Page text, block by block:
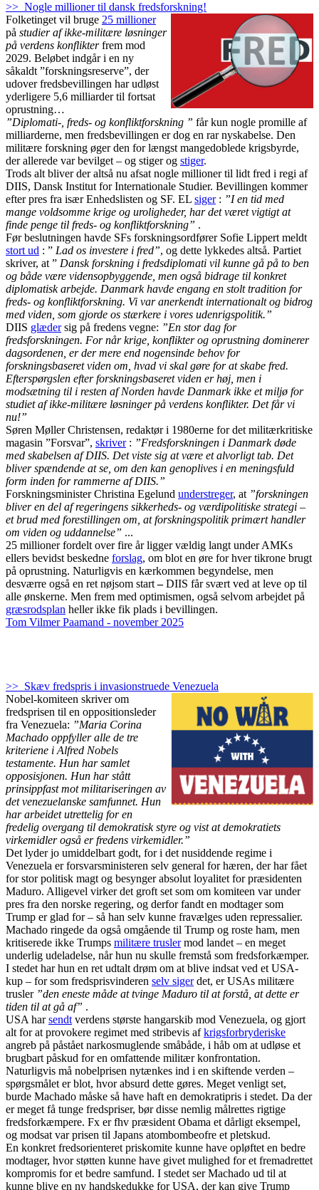
>> Nogle millioner til dansk fredsforskning!
Folketinget vil bruge 25 millioner
på studier af ikke-militære løsninger
på verdens konflikterfrem mod
2029. Beløbet indgår i en ny
såkaldt ”forskningsreserve”, der
udover fredsbevillingen har udløst
yderligere 5,6 milliarder til fortsat
oprustning…
”Diplomati-, freds- og konfliktforskning ” får kun nogle promille af
milliarderne, men fredsbevillingen er dog en rar nyskabelse. Den
militære forskning øger den for længst mangedoblede krigsbyrde,
der allerede var bevilget – og stiger og stiger.
Trods alt bliver der altså nu afsat nogle millioner til lidt fred i regi af
DIIS, Dansk Institut for Internationale Studier. Bevillingen kommer
efter pres fra især Enhedslisten og SF. EL siger: ”I en tid med
mange voldsomme krige og uroligheder, har det været vigtigt at
finde penge til freds- og konfliktforskning” .
Før beslutningen havde SFs forskningsordfører Sofie Lippert meldt
stort ud : ” Lad os investere i fred”, og dette lykkedes altså. Partiet
skriver, at ” Dansk forskning i fredsdiplomati vil kunne gå på to ben
og både være vidensopbyggende, men også bidrage til konkret
diplomatisk arbejde. Danmark havde engang en stolt tradition for
freds- og konfliktforskning. Vi var anerkendt internationalt og bidrog
med viden, som gjorde os stærkere i vores udenrigspolitik.”
DIIS glædersig på fredens vegne: ”En stor dag for
fredsforskningen. For når krige, konflikter og oprustning dominerer
dagsordenen, er der mere end nogensinde behov for
forskningsbaseret viden om, hvad vi skal gøre for at skabe fred.
Efterspørgslen efter forskningsbaseret viden er høj, men i
modsætning til i resten af Norden havde Danmark ikke et miljø for
studiet af ikke-militære løsninger på verdens konflikter. Det får vi
nu!”
Søren Møller Christensen, redaktør i 1980erne for det militærkritiske
magasin ”Forsvar”, skriver: ”Fredsforskningen i Danmark døde
med skabelsen af DIIS. Det viste sig at være et alvorligt tab. Det
bliver spændende at se, om den kan genoplives i en meningsfuld
form inden for rammerne af DIIS.”
Forskningsminister Christina Egelund understreger, at ”forskningen
bliver en del af regeringens sikkerheds- og værdipolitiske strategi –
et brud med forestillingen om, at forskningspolitik primært handler
om viden og uddannelse” ...
25 millioner fordelt over fire år ligger vældig langt under AMKs
ellers bevidst beskedne forslag, om blot en øre for hver tikrone brugt
på oprustning. Naturligvis en kærkommen begyndelse, men
desværre også en ret nøjsom start–DIIS får svært ved at leve op til
alle ønskerne. Men frem med optimismen, også selvom arbejdet på
græsrodsplan heller ikke fik plads i bevillingen.
Tom Vilmer Paamand - november 2025
>> Skæv fredspris i invasionstruede Venezuela
Nobel-komiteen skriver om
fredsprisen til en oppositionsleder
fra Venezuela: ”Maria Corina
Machado oppfyller alle de tre
kriteriene i Alfred Nobels
testamente. Hun har samlet
opposisjonen. Hun har stått
prinsippfast mot militariseringen av
det venezuelanske samfunnet. Hun
har arbeidet utrettelig for en
fredelig overgang til demokratisk styre og vist at demokratiets
virkemidler også er fredens virkemidler.”
Det lyder jo umiddelbart godt, for i det nusiddende regime i
Venezuela er forsvarsministeren selv general for hæren, der har fået
for stor politisk magt og besynger absolut loyalitet for præsidenten
Maduro. Alligevel virker det groft set som om komiteen var under
pres fra den norske regering, og derfor fandt en modtager som
Trump er glad for – så han selv kunne fravælges uden repressalier.
Machado ringede da også omgående til Trump og roste ham, men
kritiserede ikke Trumps militære truslermod landet – en meget
underlig udeladelse, når hun nu skulle fremstå som fredsforkæmper.
I stedet har hun en ret udtalt drøm om at blive indsat ved et USA-
kup – for som fredsprisvinderen selv sigerdet, er USAs militære
trusler ”den eneste måde at tvinge Maduro til at forstå, at dette er
tiden til at gå af” .
USA harsendt verdens største hangarskib mod Venezuela, og gjort
alt for at provokere regimet med stribevis afkrigsforbryderiske
angreb på påstået narkosmuglende småbåde, i håb om at udløse et
brugbart påskud for en omfattende militær konfrontation.
Naturligvis må nobelprisen nytænkes ind i en skiftende verden –
spørgsmålet er blot, hvor absurd dette gøres. Meget venligt set,
burde Machado måske så have haft en demokratipris i stedet. Da der
er meget få tunge fredspriser, bør disse nemlig målrettes rigtige
fredsforkæmpere. Fx er fhv præsident Obama et dårligt eksempel,
og modsat var prisen til Japans atombombeofre et pletskud.
En konkret fredsorienteret priskomite kunne have opløftet en bedre
modtager, hvor støtten kunne have givet mulighed for et fremadrettet
kompromis for et bedre samfund. I stedet ser Machado ud til at
kunne blive en ny handskedukke for USA, der kan give Trump